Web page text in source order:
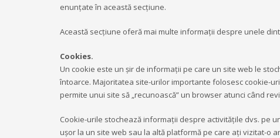
00:00
enunțate în această secțiune.
Această secțiune oferă mai multe informații despre unele
Cookies.
Un cookie este un șir de informații pe care un site web le
întoarce. Majoritatea site-urilor importante folosesc cookie-
permite unui site să „recunoască” un browser atunci când
Cookie-urile stochează informații despre activitățile dvs. pe
ușor la un site web sau la altă platformă pe care ați vizitat-o